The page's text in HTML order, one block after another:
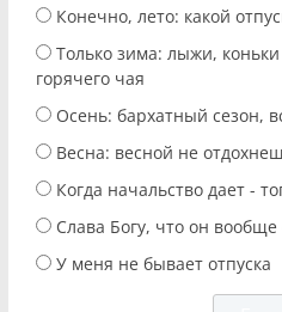
Конечно, лето: какой
Только зима: лыжи,
горячего чая
Осень: бархатный сезон,
Весна: весной не
Когда начальство дает -
Слава Богу, что он вообще
У меня не бывает отпуска